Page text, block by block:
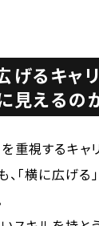
げるキャ
見えるの
重視するキャ
、「横に広げる